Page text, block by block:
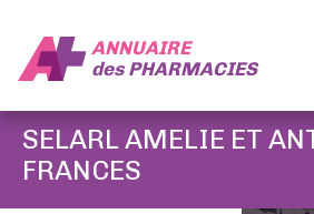
ANNUAIRE
desPHARMACIES
SELARL AMELIE ET
FRANCES